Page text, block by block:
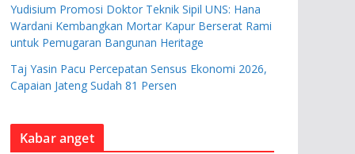
Yudisium Promosi Doktor Teknik Sipil UNS: Hana
Wardani Kembangkan Mortar Kapur Berserat Rami
untuk Pemugaran Bangunan Heritage
Taj Yasin Pacu Percepatan Sensus Ekonomi 2026,
Capaian Jateng Sudah 81 Persen
Kabar anget